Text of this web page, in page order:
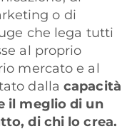
o di
che lega tutti
al proprio
mercato e al
dallacapacità
il meglio di un
di chi lo crea.